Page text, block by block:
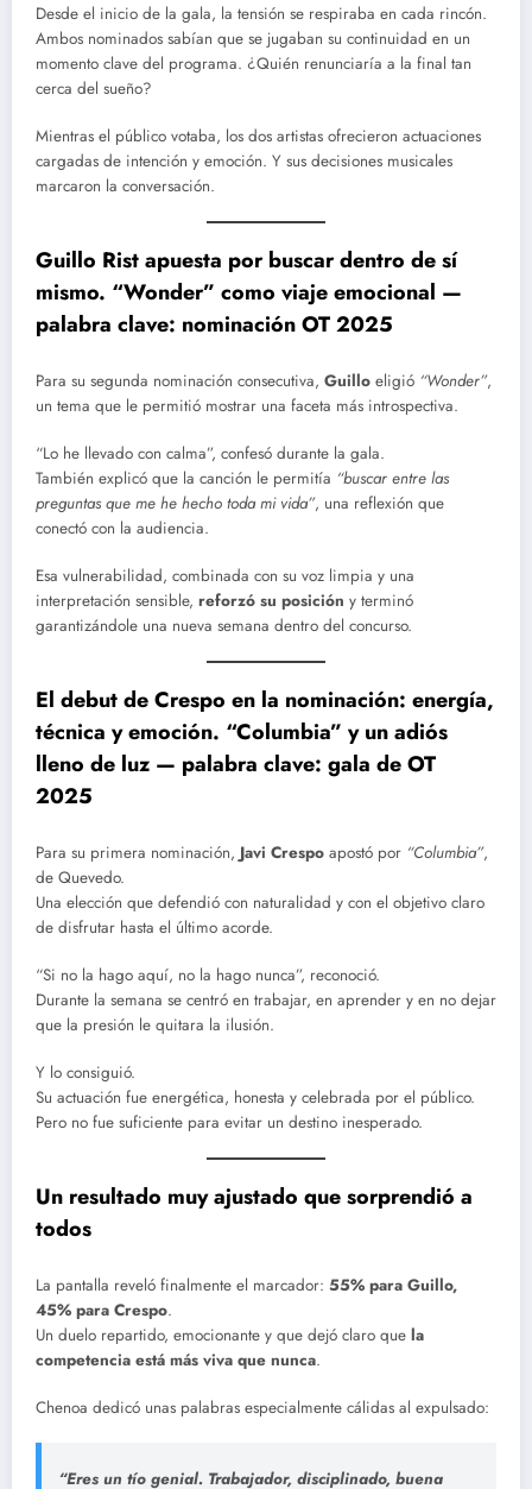
Desde el inicio de la gala, la tensión se respiraba en cada rincón.
Ambos nominados sabían que se jugaban su continuidad en un
momento clave del programa. ¿Quién renunciaría a la final tan
cerca del sueño?
Mientras el público votaba, los dos artistas ofrecieron actuaciones
cargadas de intención y emoción. Y sus decisiones musicales
marcaron la conversación.
Guillo Rist apuesta por buscar dentro de sí
mismo. “Wonder” como viaje emocional —
palabra clave: nominación OT 2025
Para su segunda nominación consecutiva, Guillo eligió “Wonder”,
un tema que le permitió mostrar una faceta más introspectiva.
“Lo he llevado con calma”, confesó durante la gala.
También explicó que la canción le permitía “buscar entre las
preguntas que me he hecho toda mi vida”, una reflexión que
conectó con la audiencia.
Esa vulnerabilidad, combinada con su voz limpia y una
interpretación sensible, reforzó su posición y terminó
garantizándole una nueva semana dentro del concurso.
El debut de Crespo en la nominación: energía,
técnica y emoción. “Columbia” y un adiós
lleno de luz — palabra clave: gala de OT
2025
Para su primera nominación, Javi Crespo apostó por “Columbia”,
de Quevedo.
Una elección que defendió con naturalidad y con el objetivo claro
de disfrutar hasta el último acorde.
“Si no la hago aquí, no la hago nunca”, reconoció.
Durante la semana se centró en trabajar, en aprender y en no dejar
que la presión le quitara la ilusión.
Y lo consiguió.
Su actuación fue energética, honesta y celebrada por el público.
Pero no fue suficiente para evitar un destino inesperado.
Un resultado muy ajustado que sorprendió a
todos
La pantalla reveló finalmente el marcador: 55% para Guillo,
45% para Crespo.
Un duelo repartido, emocionante y que dejó claro que la
competencia está más viva que nunca.
Chenoa dedicó unas palabras especialmente cálidas al expulsado:
“Eres un tío genial. Trabajador, disciplinado, buena